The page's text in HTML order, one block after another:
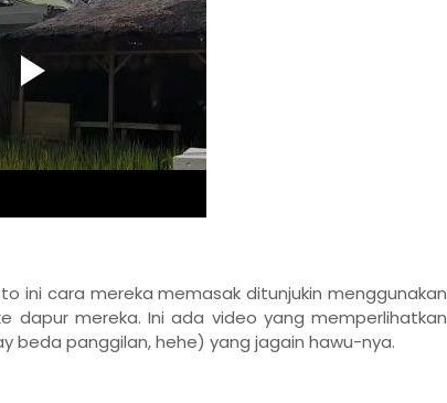
ini cara mereka memasak ditunjukin menggunakan
dapur mereka. Ini ada video yang memperlihatkan
beda panggilan, hehe) yang jagain hawu-nya.